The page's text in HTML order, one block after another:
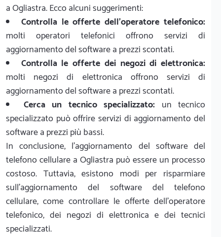
a Ogliastra. Ecco alcuni suggerimenti:
Controlla le offerte dell'operatore telefonico:
molti operatori telefonici offrono servizi di
aggiornamento del software a prezzi scontati.
Controlla le offerte dei negozi di elettronica:
molti negozi di elettronica offrono servizi di
aggiornamento del software a prezzi scontati.
Cerca un tecnico specializzato: un tecnico
specializzato può offrire servizi di aggiornamento del
software a prezzi più bassi.
In conclusione, l'aggiornamento del software del
telefono cellulare a Ogliastra può essere un processo
costoso. Tuttavia, esistono modi per risparmiare
sull'aggiornamento del software del telefono
cellulare, come controllare le offerte dell'operatore
telefonico, dei negozi di elettronica e dei tecnici
specializzati.